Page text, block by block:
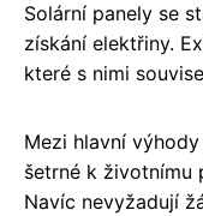
Solární panely se
získání elektřiny.
které s nimi
Mezi hlavní
šetrné k životnímu
Navíc nevyžadují